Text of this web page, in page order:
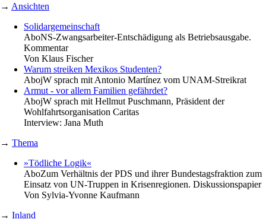
→ Ansichten
Solidargemeinschaft
AboNS-Zwangsarbeiter-Entschädigung als Betriebsausgabe.
Kommentar
Von Klaus Fischer
Warum streiken Mexikos Studenten?
AbojW sprach mit Antonio Martínez vom UNAM-Streikrat
Armut - vor allem Familien gefährdet?
AbojW sprach mit Hellmut Puschmann, Präsident der
Wohlfahrtsorganisation Caritas
Interview: Jana Muth
→ Thema
»Tödliche Logik«
AboZum Verhältnis der PDS und ihrer Bundestagsfraktion zum
Einsatz von UN-Truppen in Krisenregionen. Diskussionspapier
Von Sylvia-Yvonne Kaufmann
→ Inland